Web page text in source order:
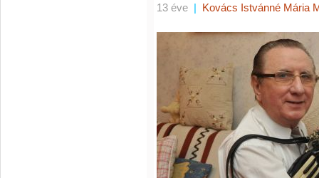
13 éve | Kovács Istvánné Mária